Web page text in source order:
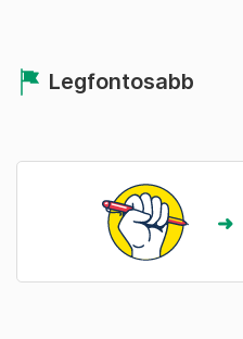
Legfontosabb